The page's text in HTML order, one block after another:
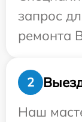
запрос
ремонта
2
Наш